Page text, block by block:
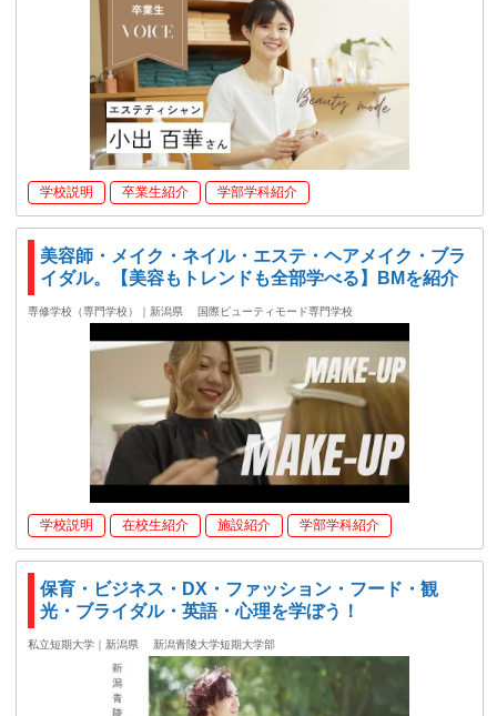
学校説明 卒業生紹介 学部学科紹介
美容師・メイク・ネイル・エステ・ヘアメイク・ブラ
イダル。【美容もトレンドも全部学べる】BMを紹介
専修学校（専門学校）｜新潟県 国際ビューティモード専門学校
学校説明 在校生紹介 施設紹介 学部学科紹介
保育・ビジネス・DX・ファッション・フード・観
光・ブライダル・英語・心理を学ぼう！
私立短期大学｜新潟県 新潟青陵大学短期大学部